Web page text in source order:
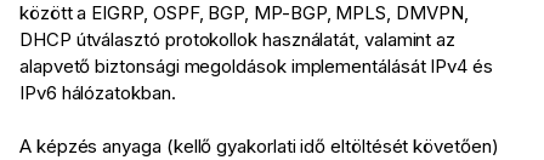
között a EIGRP, OSPF, BGP, MP-BGP, MPLS, DMVPN,
DHCP útválasztó protokollok használatát, valamint az
alapvető biztonsági megoldások implementálását IPv4 és
IPv6 hálózatokban.
A képzés anyaga (kellő gyakorlati idő eltöltését követően)